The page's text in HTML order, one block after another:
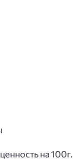
на 100г.